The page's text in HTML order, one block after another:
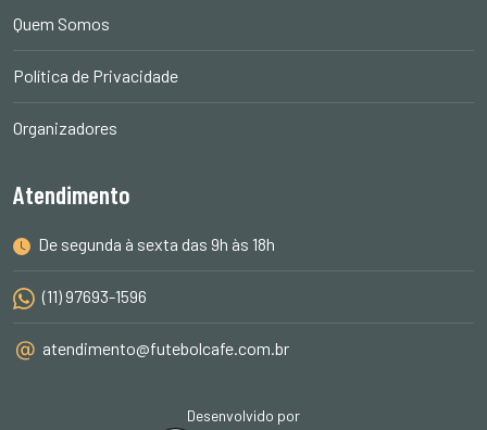
Quem Somos
Política de Privacidade
Organizadores
Atendimento
De segunda à sexta das 9h às 18h
(11) 97693-1596
atendimento@futebolcafe.com.br
Desenvolvido por